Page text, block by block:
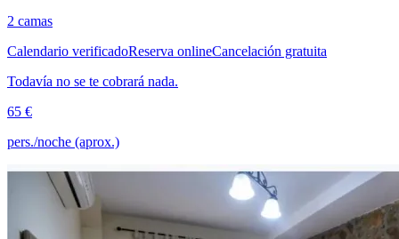
2 camas
Calendario verificadoReserva onlineCancelación gratuita
Todavía no se te cobrará nada.
65 €
pers./noche (aprox.)